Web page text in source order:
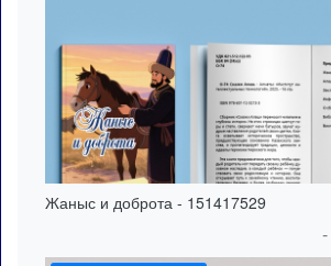
Жаныс и доброта - 151417529